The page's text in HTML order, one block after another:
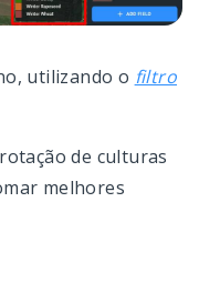
utilizando o filtro
de culturas
melhores